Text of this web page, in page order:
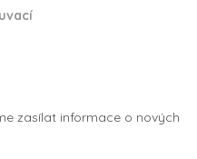
zasílat informace o nových